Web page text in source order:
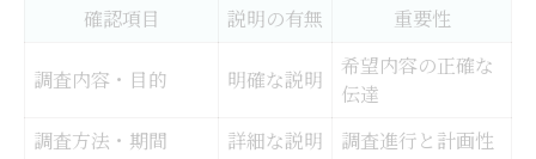
確認項目 説明の有無 重要性
調査内容・目的 明確な説明
希望内容の正確な
伝達
調査方法・期間
詳細な説明 調査進行と計画性